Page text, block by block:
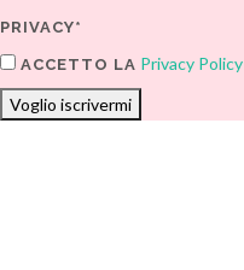
PRIVACY*
ACCETTO LA Privacy Policy
Voglio iscrivermi